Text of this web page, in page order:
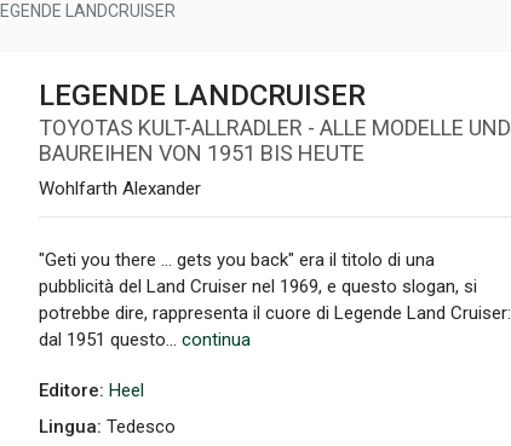
LEGENDE LANDCRUISER
LEGENDE LANDCRUISER
TOYOTAS KULT-ALLRADLER - ALLE MODELLE UND
BAUREIHEN VON 1951 BIS HEUTE
Wohlfarth Alexander
"Geti you there ... gets you back" era il titolo di una
pubblicità del Land Cruiser nel 1969, e questo slogan, si
potrebbe dire, rappresenta il cuore di Legende Land Cruiser:
dal 1951 questo... continua
Editore: Heel
Lingua: Tedesco